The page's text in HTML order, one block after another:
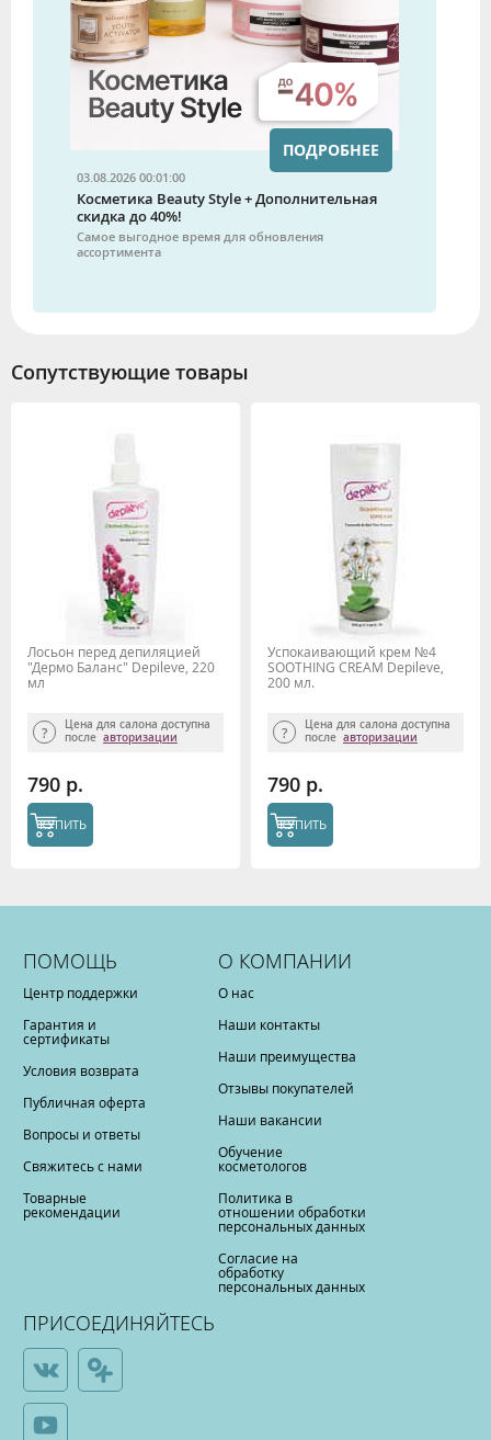
03.08.2026 00:01:00
Косметика Beauty Style + Дополнительная
скидка до 40%!
Самое выгодное время для обновления
ассортимента
ПОДРОБНЕЕ
Сопутствующие товары
Лосьон перед депиляцией
"Дермо Баланс" Depileve, 220
мл
Цена для салона доступна
после авторизации
790 р.
КУПИТЬ
Успокаивающий крем №4
SOOTHING CREAM Depileve,
200 мл.
Цена для салона доступна
после авторизации
790 р.
КУПИТЬ
ПОМОЩЬ
Центр поддержки
Гарантия и
сертификаты
Условия возврата
Публичная оферта
Вопросы и ответы
Свяжитесь с нами
Товарные
рекомендации
О КОМПАНИИ
О нас
Наши контакты
Наши преимущества
Отзывы покупателей
Наши вакансии
Обучение
косметологов
Политика в
отношении обработки
персональных данных
Согласие на
обработку
персональных данных
ПРИСОЕДИНЯЙТЕСЬ